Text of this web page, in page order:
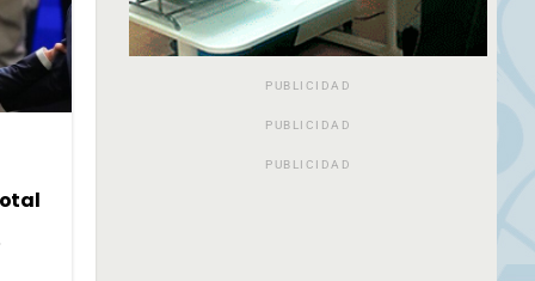
PUBLICIDAD
PUBLICIDAD
PUBLICIDAD